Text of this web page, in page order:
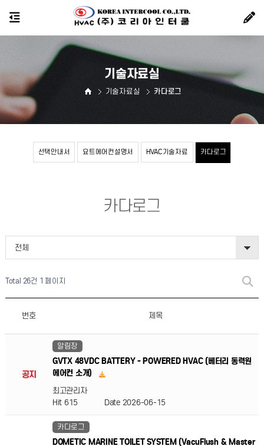
선택안내서 요트에어컨설명서 HVAC기술자료 카다로그
기술자료실 카다로그
기술자료실
카다로그
전체
Total 26건 1 페이지
번호 제목
공지
알림장
GVTX 48VDC BATTERY - POWERED HVAC (베터리 동력원
에어컨 소개)
최고관리자
Hit 615 Date 2026-06-15
카다로그
DOMETIC MARINE TOILET SYSTEM (VacuFlush & Master